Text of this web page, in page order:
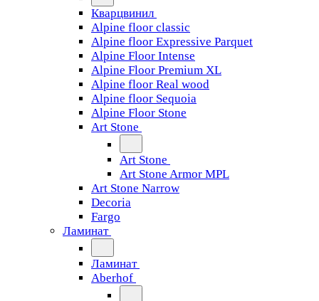
Кварцвинил
Alpine floor classic
Alpine floor Expressive Parquet
Alpine Floor Intense
Alpine Floor Premium XL
Alpine floor Real wood
Alpine floor Sequoia
Alpine Floor Stone
Art Stone
Art Stone
Art Stone Armor MPL
Art Stone Narrow
Decoria
Fargo
Ламинат
Ламинат
Aberhof